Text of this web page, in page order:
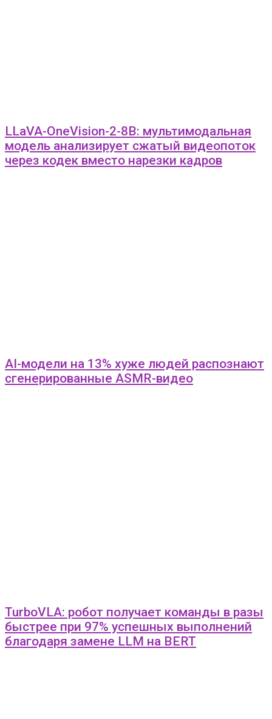
LLaVA-OneVision-2-8B: мультимодальная
модель анализирует сжатый видеопоток
через кодек вместо нарезки кадров
AI-модели на 13% хуже людей распознают
сгенерированные ASMR-видео
TurboVLA: робот получает команды в разы
быстрее при 97% успешных выполнений
благодаря замене LLM на BERT